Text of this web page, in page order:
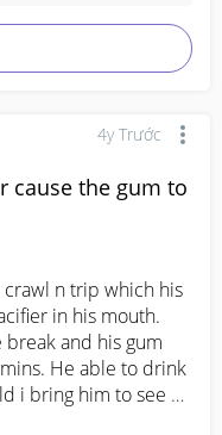
4y Trước
cause the gum to
n trip which his
in his mouth.
and his gum
He able to drink
i bring him to see a